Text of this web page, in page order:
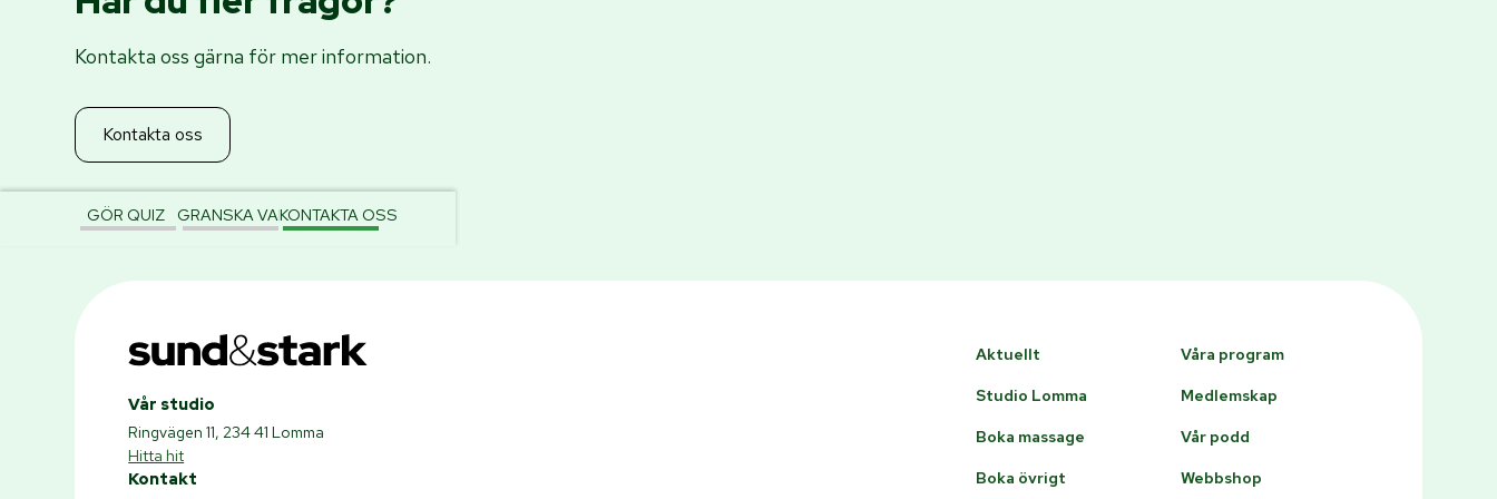
stärkande pilatesklasser för ökad kroppskontroll och stabilitet. För återhämtning och avslappning finns möjlighet
Kontakta oss gärna för mer information.
Kontakta oss
GÖR QUIZ GRANSKA VALKONTAKTA OSS
Vår studio
Ringvägen 11, 234 41 Lomma
Hitta hit
Kontakt
Aktuellt Våra program
Studio Lomma Medlemskap
Boka massage Vår podd
Boka övrigt Webbshop